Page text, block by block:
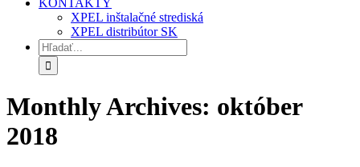
KONTAKTY
XPEL inštalačné strediská
XPEL distribútor SK
Hľadať:
Monthly Archives: október
2018